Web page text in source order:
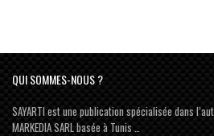
QUI SOMMES-NOUS ?
SAYARTI est une publication spécialisée dans
MARKEDIA SARL basée à Tunis …